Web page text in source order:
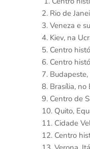
2. Rio de
3. Veneza e
4. Kiev, na
5. Centro
6. Centro
7.
8. Brasília,
9. Centro de
10. Quito,
11. Cidade
12. Centro